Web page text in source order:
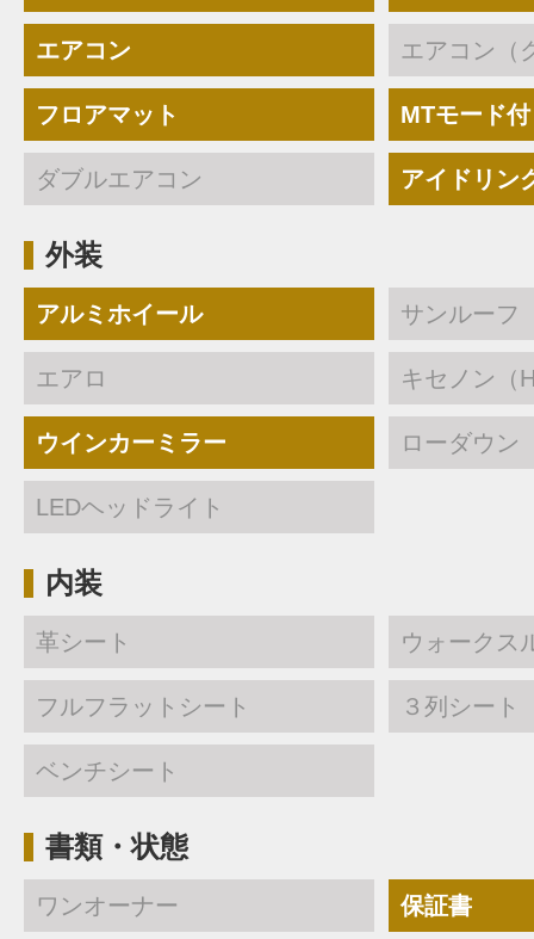
エアコン エアコン（
フロアマット MTモード
ダブルエアコン アイドリン
外装
アルミホイール サンルーフ
エアロ キセノン（
ウインカーミラー ローダウン
LEDヘッドライト
内装
革シート ウォークス
フルフラットシート ３列シート
ベンチシート
書類・状態
ワンオーナー 保証書